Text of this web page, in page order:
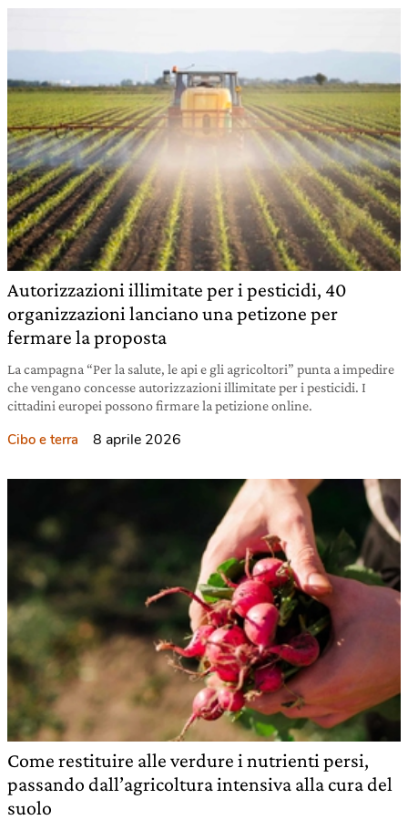
Autorizzazioni illimitate per i pesticidi, 40
organizzazioni lanciano una petizone per
fermare la proposta
La campagna “Per la salute, le api e gli agricoltori” punta a impedire
che vengano concesse autorizzazioni illimitate per i pesticidi. I
cittadini europei possono firmare la petizione online.
Cibo e terra 8 aprile 2026
Come restituire alle verdure i nutrienti persi,
passando dall’agricoltura intensiva alla cura del
suolo